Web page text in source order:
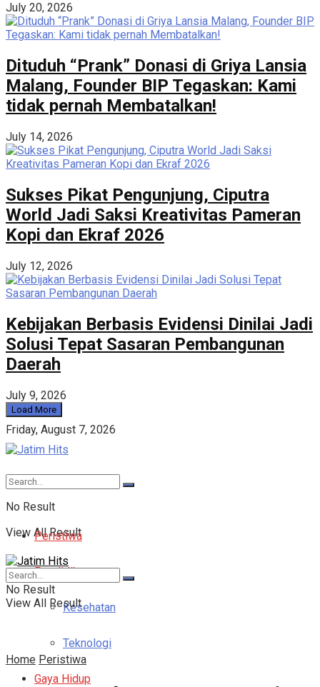
July 20, 2026
Dituduh “Prank” Donasi di Griya Lansia
Malang, Founder BIP Tegaskan: Kami
tidak pernah Membatalkan!
July 14, 2026
Sukses Pikat Pengunjung, Ciputra
World Jadi Saksi Kreativitas Pameran
Kopi dan Ekraf 2026
July 12, 2026
Kebijakan Berbasis Evidensi Dinilai Jadi
Solusi Tepat Sasaran Pembangunan
Daerah
July 9, 2026
Load More
Friday, August 7, 2026
No Result
View All Result
Peristiwa
Pendidikan
Kesehatan
Teknologi
Gaya Hidup
No Result
View All Result
Home Peristiwa